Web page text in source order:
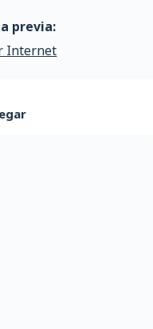
previa:
Internet